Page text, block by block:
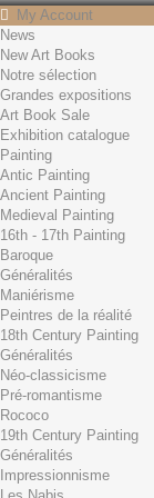
My Account
Contact
English
English
Français
News
Search
Cart (empty)
No products
Free shipping!
0,00 € Total
Check out
News
New Art Books
Notre sélection
Grandes expositions
Art Book Sale
Exhibition catalogue
Painting
Antic Painting
Ancient Painting
Medieval Painting
16th - 17th Painting
Baroque
Généralités
Maniérisme
Peintres de la réalité
18th Century Painting
Généralités
Néo-classicisme
Pré-romantisme
Rococo
19th Century Painting
Généralités
Impressionnisme